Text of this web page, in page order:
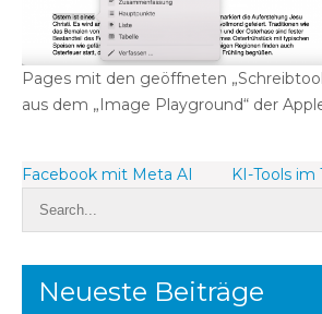
Pages mit den geöffneten
aus dem „Image Playground“ der
Beitragsnavigation
Facebook mit Meta AI KI-Tools im
Neueste Beiträge